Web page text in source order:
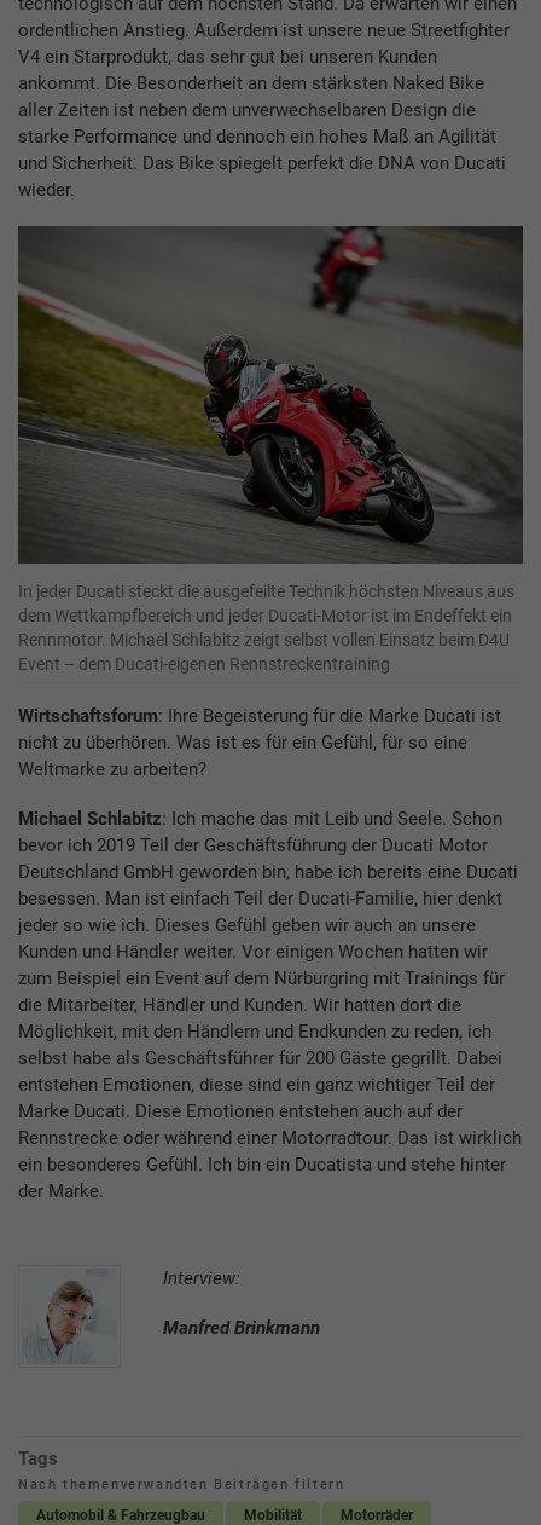
ordentlichen Anstieg. Außerdem ist unsere neue Streetfighter
V4 ein Starprodukt, das sehr gut bei unseren Kunden
ankommt. Die Besonderheit an dem stärksten Naked Bike
aller Zeiten ist neben dem unverwechselbaren Design die
starke Performance und dennoch ein hohes Maß an Agilität
und Sicherheit. Das Bike spiegelt perfekt die DNA von Ducati
wieder.
In jeder Ducati steckt die ausgefeilte Technik höchsten Niveaus aus
dem Wettkampfbereich und jeder Ducati-Motor ist im Endeffekt ein
Rennmotor. Michael Schlabitz zeigt selbst vollen Einsatz beim D4U
Event – dem Ducati-eigenen Rennstreckentraining
Wirtschaftsforum: Ihre Begeisterung für die Marke Ducati ist
nicht zu überhören. Was ist es für ein Gefühl, für so eine
Weltmarke zu arbeiten?
Michael Schlabitz: Ich mache das mit Leib und Seele. Schon
bevor ich 2019 Teil der Geschäftsführung der Ducati Motor
Deutschland GmbH geworden bin, habe ich bereits eine Ducati
besessen. Man ist einfach Teil der Ducati-Familie, hier denkt
jeder so wie ich. Dieses Gefühl geben wir auch an unsere
Kunden und Händler weiter. Vor einigen Wochen hatten wir
zum Beispiel ein Event auf dem Nürburgring mit Trainings für
die Mitarbeiter, Händler und Kunden. Wir hatten dort die
Möglichkeit, mit den Händlern und Endkunden zu reden, ich
selbst habe als Geschäftsführer für 200 Gäste gegrillt. Dabei
entstehen Emotionen, diese sind ein ganz wichtiger Teil der
Marke Ducati. Diese Emotionen entstehen auch auf der
Rennstrecke oder während einer Motorradtour. Das ist wirklich
ein besonderes Gefühl. Ich bin ein Ducatista und stehe hinter
der Marke.
Interview:
Manfred Brinkmann
Tags
Nach themenverwandten Beiträgen filtern
Automobil & Fahrzeugbau Mobilität Motorräder